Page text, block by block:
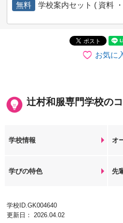
無料 学校案内セット ( 資料
お気に
辻村和服専門学校の
学校情報 オ
学びの特色 先
学校ID.GK004640
更新日： 2026.04.02